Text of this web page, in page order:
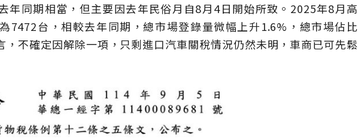
年同期相當，但主要因去年民俗月自8月4日開始所致。2025年8月高
7472台，相較去年同期，總市場登錄量微幅上升1.6%，總市場佔比
，不確定因解除一項，只剩進口汽車關稅情況仍然未明，車商已可先鬆